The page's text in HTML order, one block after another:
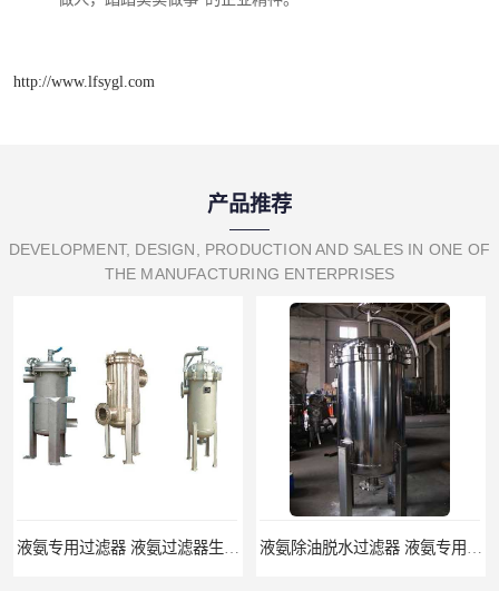
http://www.lfsygl.com
产品推荐
DEVELOPMENT, DESIGN, PRODUCTION AND SALES IN ONE OF
THE MANUFACTURING ENTERPRISES
液氨专用过滤器 液氨过滤器生产厂家 液氨除油脱水过滤器 液氨专用过滤器